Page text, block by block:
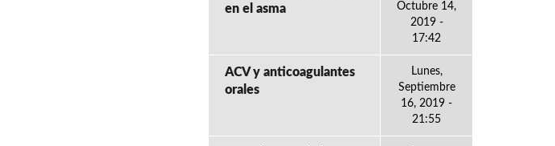
en el asma
Octubre 14,
2019 -
17:42
ACV y anticoagulantes
orales
Lunes,
Septiembre
16, 2019 -
21:55